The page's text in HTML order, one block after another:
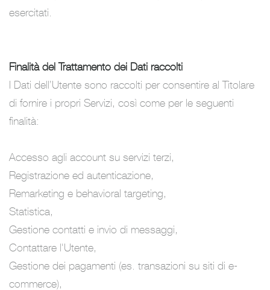
esercitati.
Finalità del Trattamento dei Dati raccolti
I Dati dell’Utente sono raccolti per consentire al Titolare
di fornire i propri Servizi, così come per le seguenti
finalità:
Accesso agli account su servizi terzi,
Registrazione ed autenticazione,
Remarketing e behavioral targeting,
Statistica,
Gestione contatti e invio di messaggi,
Contattare l'Utente,
Gestione dei pagamenti (es. transazioni su siti di e-
commerce),